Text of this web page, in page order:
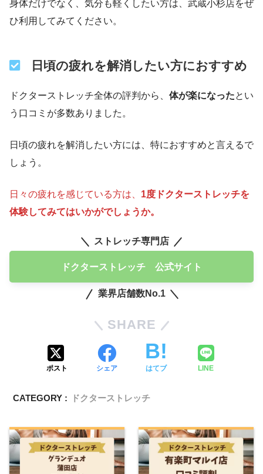
身体だけでなく、気分も軽くしたい方は、武蔵小杉店をぜ
ひ利用してみてください。
日頃の疲れを解消したい方におすすめ
ドクターストレッチ全体の評判から、 体が楽になったとい
う口コミが多数ありました。
日頃の疲れを解消したい方には、特におすすめと言えるで
しょう。
日々の疲れを感じている方は、 1度ドクターストレッチを
体験してみてはいかがでしょうか。
ストレッチ専門店
ドクターストレッチ 公式サイト
業界店舗数No.1
SHARE
ポスト シェア はてブ LINE
CATEGORY : ドクターストレッチ